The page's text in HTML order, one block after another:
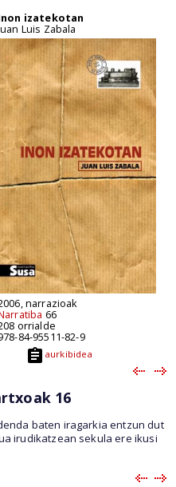
izatekotan
Luis Zabala
narrazioak
66
orrialde
84-95511-82-9
aurkibidea
16
baten iragarkia entzun dut
irudikatzean sekula ere ikusi